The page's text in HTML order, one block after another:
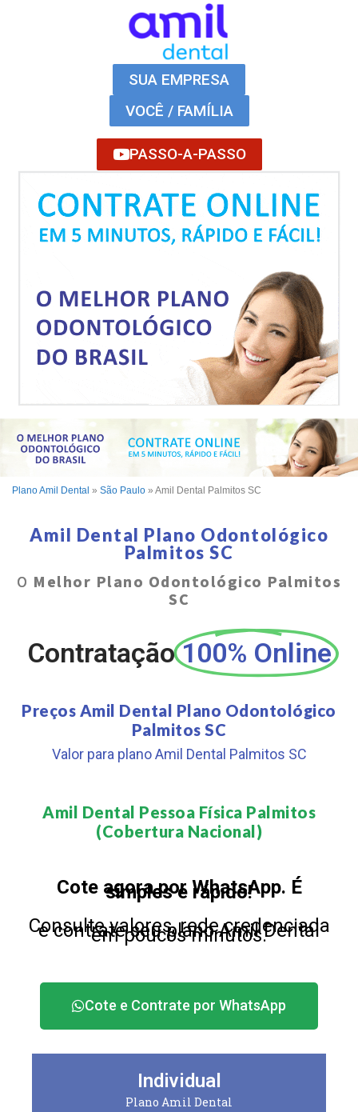
SUA EMPRESA
VOCÊ / FAMÍLIA
PASSO-A-PASSO
Plano Amil Dental » São Paulo » Amil Dental Palmitos SC
Amil Dental Plano Odontológico
Palmitos SC
O Melhor Plano Odontológico Palmitos
SC
Contratação 100% Online
Preços Amil Dental Plano Odontológico
Palmitos SC
Valor para plano Amil Dental Palmitos SC
Amil Dental Pessoa Física Palmitos
(Cobertura Nacional)​
Cote agora por WhatsApp. É
simples e rápido!
Consulte valores, rede credenciada
e contrate seu plano Amil Dental
em poucos minutos.
Cote e Contrate por WhatsApp
Individual
Plano Amil Dental